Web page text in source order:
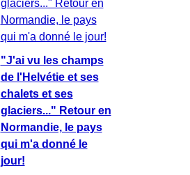
"J'ai vu les champs
de l'Helvétie et ses
chalets et ses
glaciers..." Retour en
Normandie, le pays
qui m'a donné le
jour!